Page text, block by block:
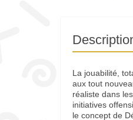
La jouabilité,
aux tout
réaliste dans
initiatives
le concept de